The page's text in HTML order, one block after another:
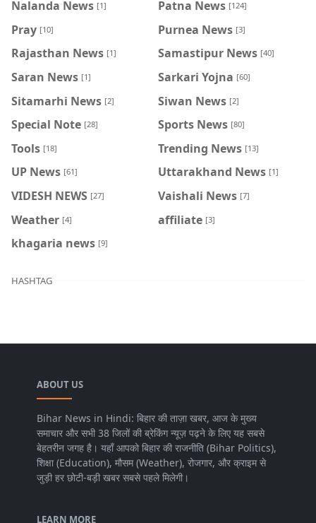
Nalanda News [1] Patna News [124]
Pray [10] Purnea News [3]
Rajasthan News [1] Samastipur News [40]
Saran News [1] Sarkari Yojna [60]
Sitamarhi News [2] Siwan News [2]
Special Note [28] Sports News [80]
Tools [18] Trending News [13]
UP News [61] Uttarakhand News [1]
VIDESH NEWS [27] Vaishali News [7]
Weather [4] affiliate [3]
khagaria news [9]
HASHTAG
ABOUT US
Bihar News in Hindi: बिहार की ताज़ा खबर, आज के मुख्य
समाचार और सभी 38 जिलों की ब्रेकिंग न्यूज़ पढ़ने के लिए यह सबसे
बेहतरीन जगह है। यहाँ आपको बिहार की राजनीति (Bihar Politics),
शिक्षा (Education), मौसम (Weather), रोजगार, और क्राइम से
जुड़ी हर छोटी-बड़ी खबर सबसे पहले मिलेगी।
LEARN MORE